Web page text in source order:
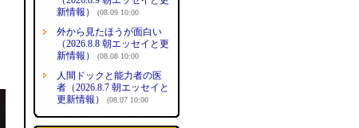
新情報）
(08.09 10:00
外から見たほうが面白い
（2026.8.8 朝エッセイと更
新情報）
(08.08 10:00
人間ドックと能力者の医
者（2026.8.7 朝エッセイと
更新情報）
(08.07 10:00